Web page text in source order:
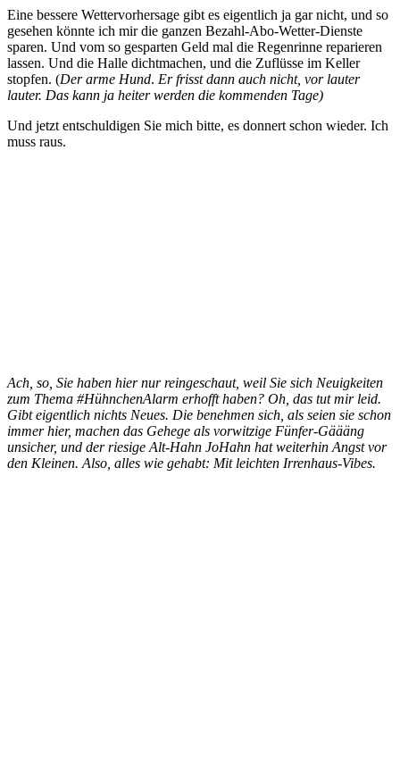
Eine bessere Wettervorhersage gibt es eigentlich ja gar nicht, und so
gesehen könnte ich mir die ganzen Bezahl-Abo-Wetter-Dienste
sparen. Und vom so gesparten Geld mal die Regenrinne reparieren
lassen. Und die Halle dichtmachen, und die Zuflüsse im Keller
stopfen. (Der arme Hund. Er frisst dann auch nicht, vor lauter
lauter. Das kann ja heiter werden die kommenden Tage)
Und jetzt entschuldigen Sie mich bitte, es donnert schon wieder. Ich
muss raus.
Ach, so, Sie haben hier nur reingeschaut, weil Sie sich Neuigkeiten
zum Thema #HühnchenAlarm erhofft haben? Oh, das tut mir leid.
Gibt eigentlich nichts Neues. Die benehmen sich, als seien sie schon
immer hier, machen das Gehege als vorwitzige Fünfer-Gäääng
unsicher, und der riesige Alt-Hahn JoHahn hat weiterhin Angst vor
den Kleinen. Also, alles wie gehabt: Mit leichten Irrenhaus-Vibes.